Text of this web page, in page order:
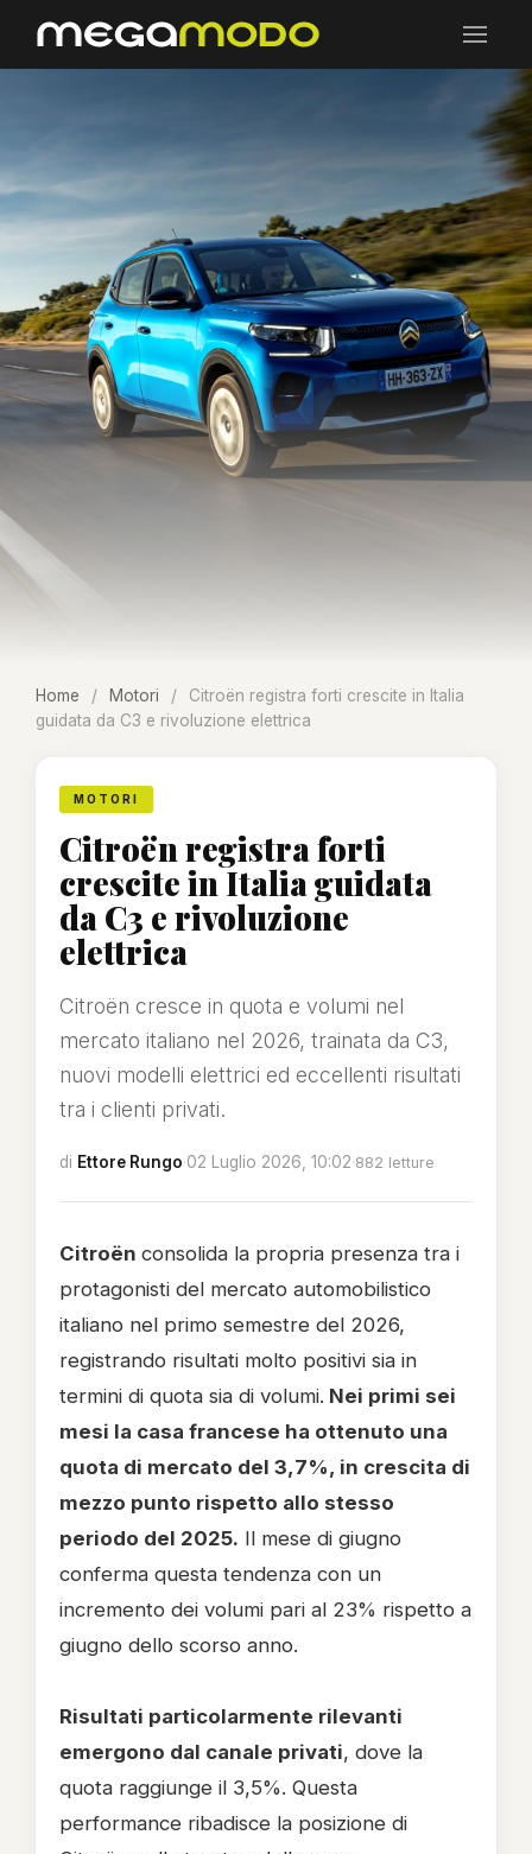
Home / Motori /
Citroën registra forti crescite in Italia
guidata da C3 e rivoluzione elettrica
MOTORI
Citroën registra forti
crescite in Italia guidata
da C3 e rivoluzione
elettrica
Citroën cresce in quota e volumi nel
mercato italiano nel 2026, trainata da C3,
nuovi modelli elettrici ed eccellenti risultati
tra i clienti privati.
di Ettore Rungo·02 Luglio 2026, 10:02·882 letture
Citroën consolida la propria presenza tra i
protagonisti del mercato automobilistico
italiano nel primo semestre del 2026,
registrando risultati molto positivi sia in
termini di quota sia di volumi. Nei primi sei
mesi la casa francese ha ottenuto una
quota di mercato del 3,7%, in crescita di
mezzo punto rispetto allo stesso
periodo del 2025. Il mese di giugno
conferma questa tendenza con un
incremento dei volumi pari al 23% rispetto a
giugno dello scorso anno.
Risultati particolarmente rilevanti
emergono dal canale privati, dove la
quota raggiunge il 3,5%. Questa
performance ribadisce la posizione di